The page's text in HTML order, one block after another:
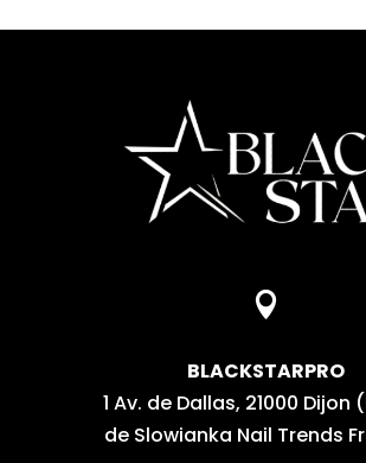

BLACKSTARPRO
1 Av. de Dallas, 21000 Dijon
de Slowianka Nail Trends